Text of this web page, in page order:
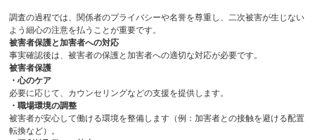
調査の過程では、関係者のプライバシーや名誉を尊重し、二次被害が生じない
よう細心の注意を払うことが重要です。
被害者保護と加害者への対応
事実確認後は、被害者の保護と加害者への適切な対応が必要です。
被害者保護
・心のケア
必要に応じて、カウンセリングなどの支援を提供します。
・職場環境の調整
被害者が安心して働ける環境を整備します（例：加害者との接触を避ける配置
転換など）。